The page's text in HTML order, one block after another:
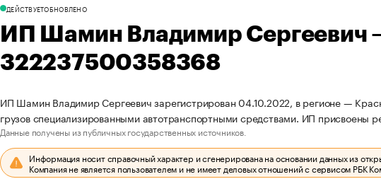
ДЕЙСТВУЕТОБНОВЛЕНО
ИП Шамин Владимир
322237500358368
ИП Шамин Владимир Сергеевич зарегистрирован 04.10.2022, в регионе —
грузов специализированными автотранспортными средствами. ИП
Данные получены из публичных государственных источников.
Информация носит справочный характер и сгенерирована на основании данных из
Компания не является пользователем и не имеет деловых отношений с сервисом РБК